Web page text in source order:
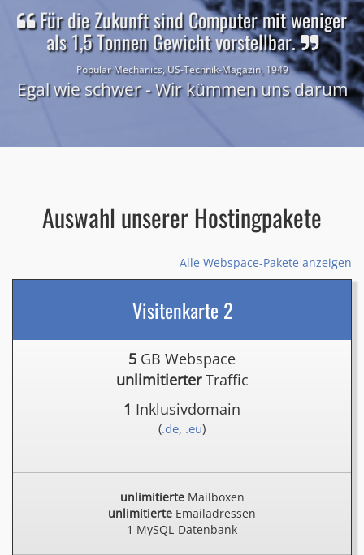
Für die Zukunft sind Computer mit weniger
als 1,5 Tonnen Gewicht vorstellbar.
Popular Mechanics, US-Technik-Magazin, 1949
Egal wie schwer - Wir kümmen uns darum
Auswahl unserer Hostingpakete
Alle Webspace-Pakete anzeigen
Visitenkarte 2
5 GB Webspace
unlimitierterTraffic
1 Inklusivdomain
(.de, .eu)
unlimitierteMailboxen
unlimitierte Emailadressen
1 MySQL-Datenbank